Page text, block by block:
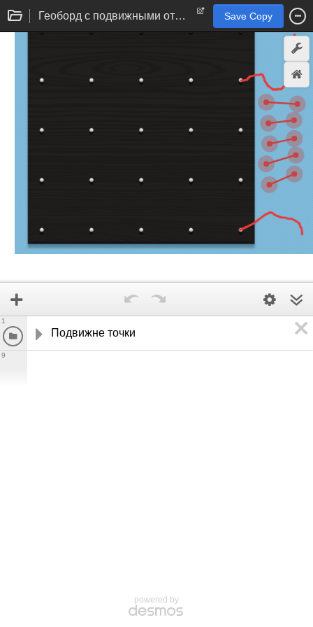
Геоборд с подвижными отрезками Save Copy
Подвижне точки
1
9
powered by